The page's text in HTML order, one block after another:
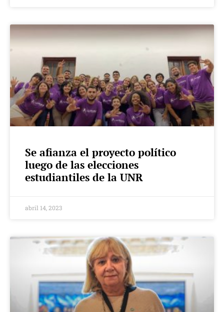
Se afianza el proyecto político
luego de las elecciones
estudiantiles de la UNR
abril 14, 2023